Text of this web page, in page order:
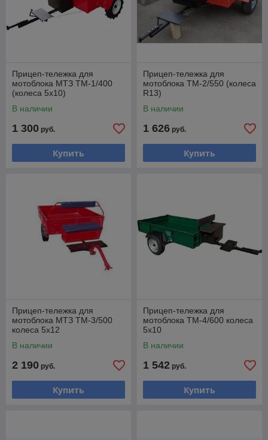
Прицеп-тележка для
мотоблока МТЗ ТМ-1/400
(колеса 5х10)
В наличии
1 300 руб.
Купить
Прицеп-тележка для
мотоблока ТМ-2/550 (колеса
R13)
В наличии
1 626 руб.
Купить
Прицеп-тележка для
мотоблока МТЗ ТМ-3/500
колеса 5х12
В наличии
2 190 руб.
Купить
Прицеп-тележка для
мотоблока ТМ-4/600 колеса
5х10
В наличии
1 542 руб.
Купить